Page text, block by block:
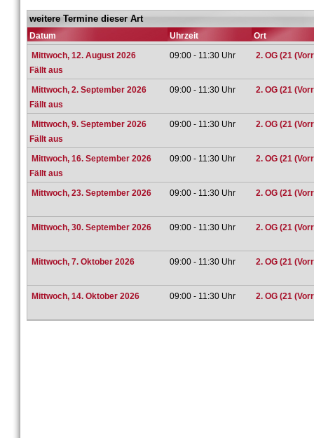
weitere Termine dieser Art
Datum Uhrzeit
Ort
Mittwoch, 12. August 2026
Fällt aus
09:00 - 11:30 Uhr 2. OG (21
Mittwoch, 2. September 2026
Fällt aus
09:00 - 11:30 Uhr 2. OG (21
Mittwoch, 9. September 2026
Fällt aus
09:00 - 11:30 Uhr 2. OG (21
Mittwoch, 16. September 2026
Fällt aus
09:00 - 11:30 Uhr 2. OG (21
Mittwoch, 23. September 2026 09:00 - 11:30 Uhr 2. OG (21
Mittwoch, 30. September 2026 09:00 - 11:30 Uhr 2. OG (21
Mittwoch, 7. Oktober 2026 09:00 - 11:30 Uhr 2. OG (21
Mittwoch, 14. Oktober 2026 09:00 - 11:30 Uhr 2. OG (21